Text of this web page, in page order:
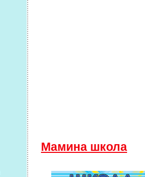
Мамина школа